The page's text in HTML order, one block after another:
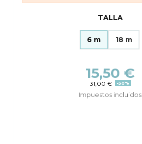
TALLA
6 m 18 m
15,50 €
31,00 € -50%
Impuestos incluidos